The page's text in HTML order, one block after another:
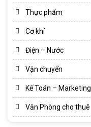
Thực phẩm
Cơ khí
Điện – Nước
Vận chuyển
Kế Toán – Marketing
Văn Phòng cho thuê